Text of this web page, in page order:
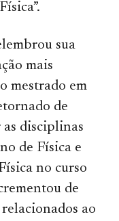
sua
mais
mestrado em
de
as disciplinas
de Física e
no curso
de
ao